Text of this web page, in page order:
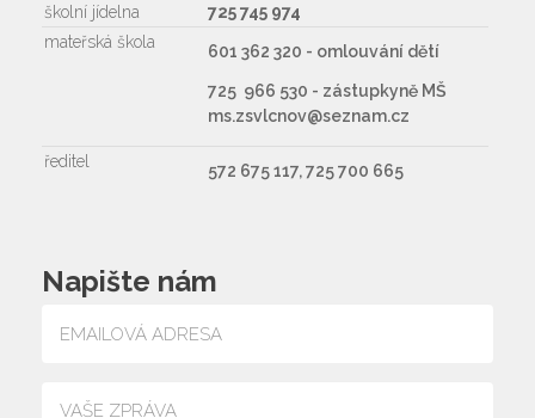
školní jídelna
725 745 974
mateřská škola
601 362 320 - omlouvání dětí
725 966 530 - zástupkyně MŠ
ms.zsvlcnov@seznam.cz
ředitel 572 675 117, 725 700 665
Napište nám